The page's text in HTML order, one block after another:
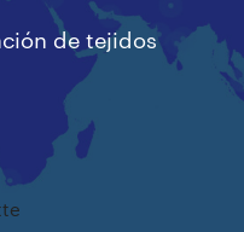
de tejidos